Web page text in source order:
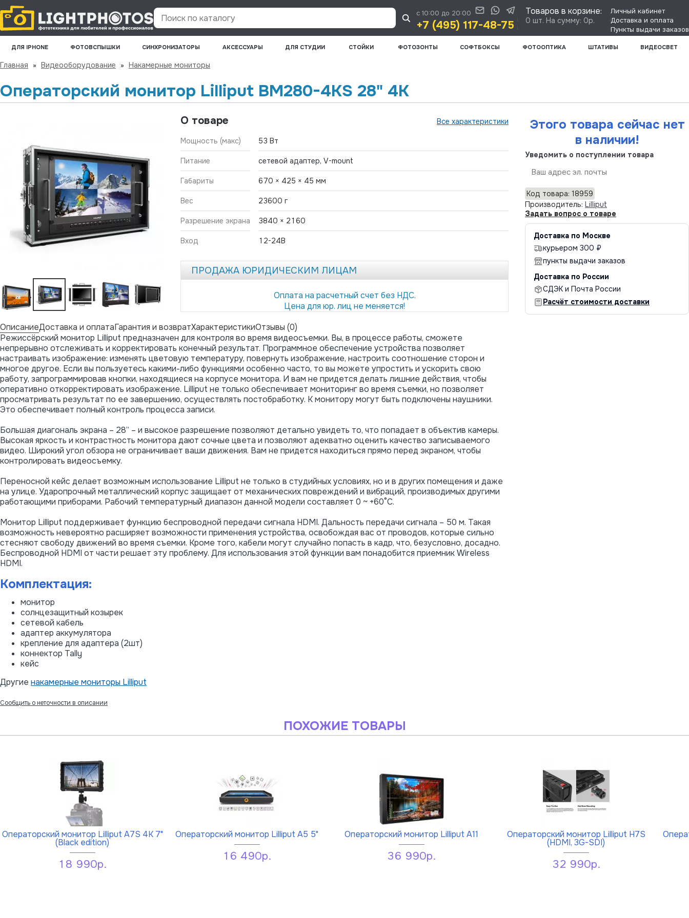
Поиск по каталогу
Личный кабинет
Доставка и оплата
Пункты выдачи заказов
Товаров в корзине:
0 шт. На сумму: 0р.
с 10:00 до 20:00
+7 (495) 117-48-75
ДЛЯ IPHONE ФОТОВСПЫШКИ СИНХРОНИЗАТОРЫ АКСЕССУАРЫ ДЛЯ СТУДИИ СТОЙКИ ФОТОЗОНТЫ СОФТБОКСЫ ФОТООПТИКА ШТАТИВЫ ВИДЕОСВЕТ
Главная » Видеооборудование » Накамерные мониторы
Операторский монитор Lilliput BM280-4KS 28" 4K
ПРОДАЖА ЮРИДИЧЕСКИМ ЛИЦАМ
Оплата на расчетный счет без НДС.
Цена для юр. лиц не меняется!
О товаре Все характеристики
Мощность (макс) 53 Вт
Питание сетевой адаптер, V-mount
Габариты 670 × 425 × 45 мм
Вес 23600 г
Разрешение экрана 3840 × 2160
Вход 12-24В
Этого товара сейчас нет
в наличии!
Уведомить о поступлении товара
Код товара: 18959
Производитель: Lilliput
Задать вопрос о товаре
Доставка по Москве
курьером 300 ₽
пункты выдачи заказов
Доставка по России
СДЭК и Почта России
Расчёт стоимости доставки
ОписаниеДоставка и оплатаГарантия и возвратХарактеристикиОтзывы (0)
Режиссёрский монитор Lilliput предназначен для контроля во время видеосъемки. Вы, в процессе работы, сможете
непрерывно отслеживать и корректировать конечный результат. Программное обеспечение устройства позволяет
настраивать изображение: изменять цветовую температуру, повернуть изображение, настроить соотношение сторон и
многое другое. Если вы пользуетесь какими-либо функциями особенно часто, то вы можете упростить и ускорить свою
работу, запрограммировав кнопки, находящиеся на корпусе монитора. И вам не придется делать лишние действия, чтобы
оперативно откорректировать изображение. Lilliput не только обеспечивает мониторинг во время съемки, но позволяет
просматривать результат по ее завершению, осуществлять постобработку. К монитору могут быть подключены наушники.
Это обеспечивает полный контроль процесса записи.
Большая диагональ экрана – 28’’ – и высокое разрешение позволяют детально увидеть то, что попадает в объектив камеры.
Высокая яркость и контрастность монитора дают сочные цвета и позволяют адекватно оценить качество записываемого
видео. Широкий угол обзора не ограничивает ваши движения. Вам не придется находиться прямо перед экраном, чтобы
контролировать видеосъемку.
Переносной кейс делает возможным использование Lilliput не только в студийных условиях, но и в других помещения и даже
на улице. Ударопрочный металлический корпус защищает от механических повреждений и вибраций, производимых другими
работающими приборами. Рабочий температурный диапазон данной модели составляет 0 ~ +60°C.
Монитор Lilliput поддерживает функцию беспроводной передачи сигнала HDMI. Дальность передачи сигнала – 50 м. Такая
возможность невероятно расширяет возможности применения устройства, освобождая вас от проводов, которые сильно
стесняют свободу движений во время съемки. Кроме того, кабели могут случайно попасть в кадр, что, безусловно, досадно.
Беспроводной HDMI от части решает эту проблему. Для использования этой функции вам понадобится приемник Wireless
HDMI.
Комплектация:
монитор
солнцезащитный козырек
сетевой кабель
адаптер аккумулятора
крепление для адаптера (2шт)
коннектор Tally
кейс
Другие накамерные мониторы Lilliput
Сообщить о неточности в описании
ПОХОЖИЕ ТОВАРЫ
Операторский монитор Lilliput A7S 4K 7"
(Black edition)
18 990р.
Операторский монитор Lilliput А5 5"
16 490р.
Операторский монитор Lilliput A11
36 990р.
Операторский монитор Lilliput H7S
(HDMI, 3G-SDI)
32 990р.